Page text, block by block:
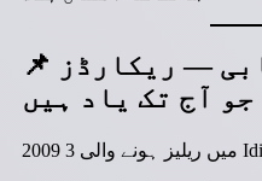
📌 — ریکارڈز
جو آج تک یاد ہیں